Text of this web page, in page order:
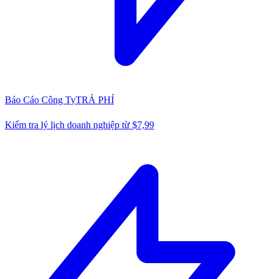
Báo Cáo Công TyTRẢ PHÍ
Kiểm tra lý lịch doanh nghiệp từ $7,99